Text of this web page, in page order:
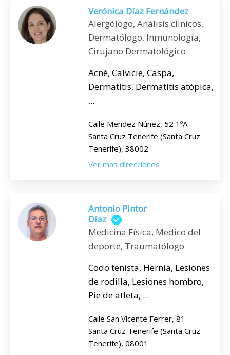
Verónica Díaz Fernández
Alergólogo, Análisis clinicos,
Dermatólogo, Inmunología,
Cirujano Dermatológico
Acné, Calvicie, Caspa,
Dermatitis, Dermatitis atópica,
...
Calle Mendez Núñez, 52 1ºA
Santa Cruz Tenerife (Santa Cruz
Tenerife), 38002
Ver mas direcciones
Antonio Pintor
Díaz
Medicina Física, Medico del
deporte, Traumatólogo
Codo tenista, Hernia, Lesiones
de rodilla, Lesiones hombro,
Pie de atleta, ...
Calle San Vicente Ferrer, 81
Santa Cruz Tenerife (Santa Cruz
Tenerife), 08001